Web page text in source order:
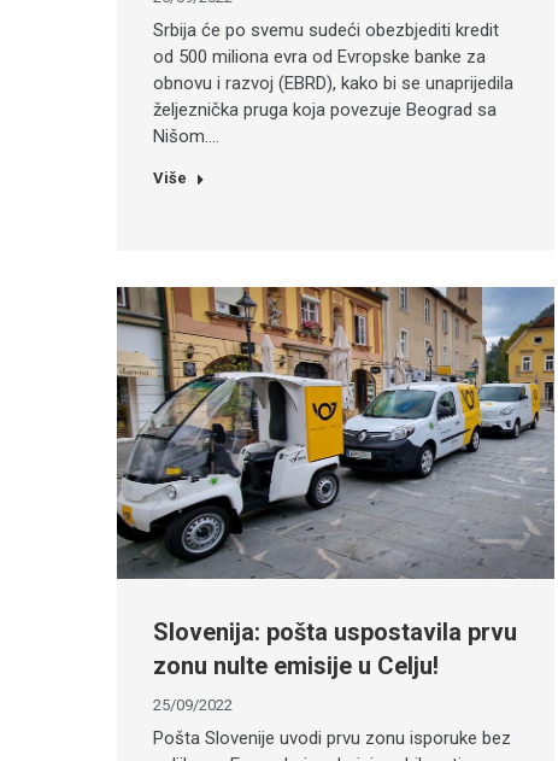
Srbija će po svemu sudeći obezbjediti kredit
od 500 miliona evra od Evropske banke za
obnovu i razvoj (EBRD), kako bi se unaprijedila
željeznička pruga koja povezuje Beograd sa
Nišom.…
Više
Slovenija: pošta uspostavila prvu
zonu nulte emisije u Celju!
25/09/2022
Pošta Slovenije uvodi prvu zonu isporuke bez